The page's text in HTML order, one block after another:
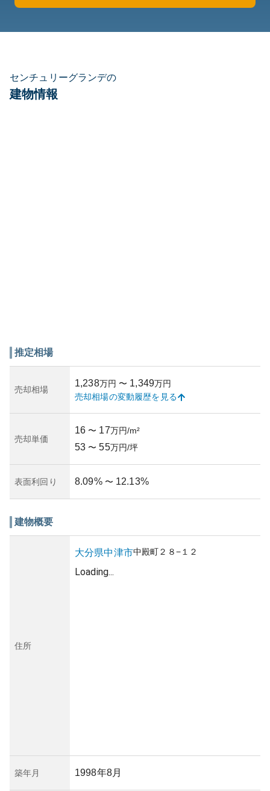
センチュリーグランデの
建物情報
推定相場
売却相場
1,238万円 〜 1,349万円
売却相場の変動履歴を見る
売却単価
16 〜 17万円/m²
53 〜 55万円/坪
表面利回り 8.09% 〜 12.13%
建物概要
住所
大分県中津市中殿町２８−１２
Loading...
築年月 1998年8月